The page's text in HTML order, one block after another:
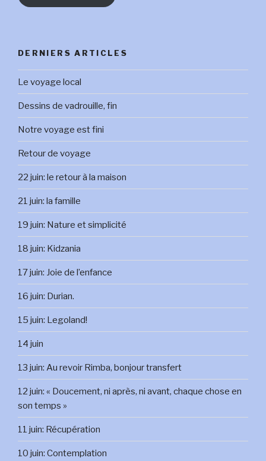
DERNIERS ARTICLES
Le voyage local
Dessins de vadrouille, fin
Notre voyage est fini
Retour de voyage
22 juin: le retour à la maison
21 juin: la famille
19 juin: Nature et simplicité
18 juin: Kidzania
17 juin: Joie de l’enfance
16 juin: Durian.
15 juin: Legoland!
14 juin
13 juin: Au revoir Rimba, bonjour transfert
12 juin: « Doucement, ni après, ni avant, chaque chose en
son temps »
11 juin: Récupération
10 juin: Contemplation